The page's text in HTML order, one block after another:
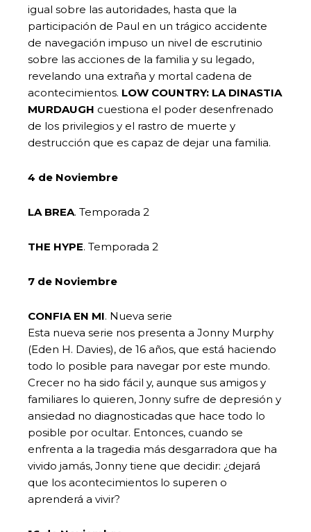
igual sobre las autoridades, hasta que la
participación de Paul en un trágico accidente
de navegación impuso un nivel de escrutinio
sobre las acciones de la familia y su legado,
revelando una extraña y mortal cadena de
acontecimientos. LOW COUNTRY: LA DINASTIA
MURDAUGH cuestiona el poder desenfrenado
de los privilegios y el rastro de muerte y
destrucción que es capaz de dejar una familia.
4 de Noviembre
LA BREA. Temporada 2
THE HYPE. Temporada 2
7 de Noviembre
CONFIA EN MI. Nueva serie
Esta nueva serie nos presenta a Jonny Murphy
(Eden H. Davies), de 16 años, que está haciendo
todo lo posible para navegar por este mundo.
Crecer no ha sido fácil y, aunque sus amigos y
familiares lo quieren, Jonny sufre de depresión y
ansiedad no diagnosticadas que hace todo lo
posible por ocultar. Entonces, cuando se
enfrenta a la tragedia más desgarradora que ha
vivido jamás, Jonny tiene que decidir: ¿dejará
que los acontecimientos lo superen o
aprenderá a vivir?